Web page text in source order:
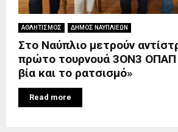
ΑΘΛΗΤΙΣΜΟΣ ΔΗΜΟΣ ΝΑΥΠΛΙΕΩΝ
Στο Ναύπλιο μετρούν
πρώτο τουρνουά 3ΟΝ3
βία και το ρατσισμό»
Read more